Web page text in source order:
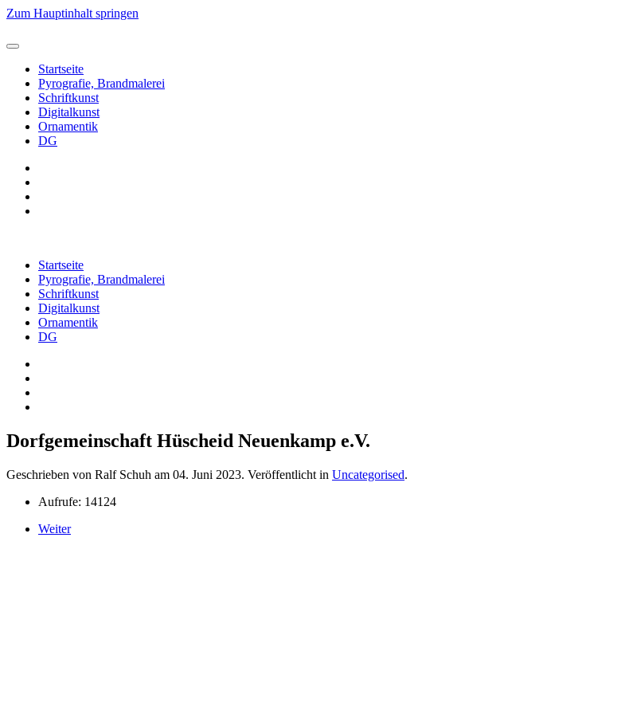
Zum Hauptinhalt springen
Startseite
Pyrografie, Brandmalerei
Schriftkunst
Digitalkunst
Ornamentik
DG
Startseite
Pyrografie, Brandmalerei
Schriftkunst
Digitalkunst
Ornamentik
DG
Dorfgemeinschaft Hüscheid Neuenkamp e.V.
Geschrieben von Ralf Schuh am 04. Juni 2023. Veröffentlicht in Uncategorised.
Aufrufe: 14124
Weiter